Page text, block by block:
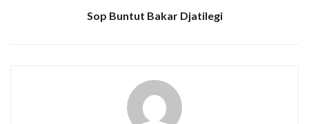
Sop Buntut Bakar Djatilegi